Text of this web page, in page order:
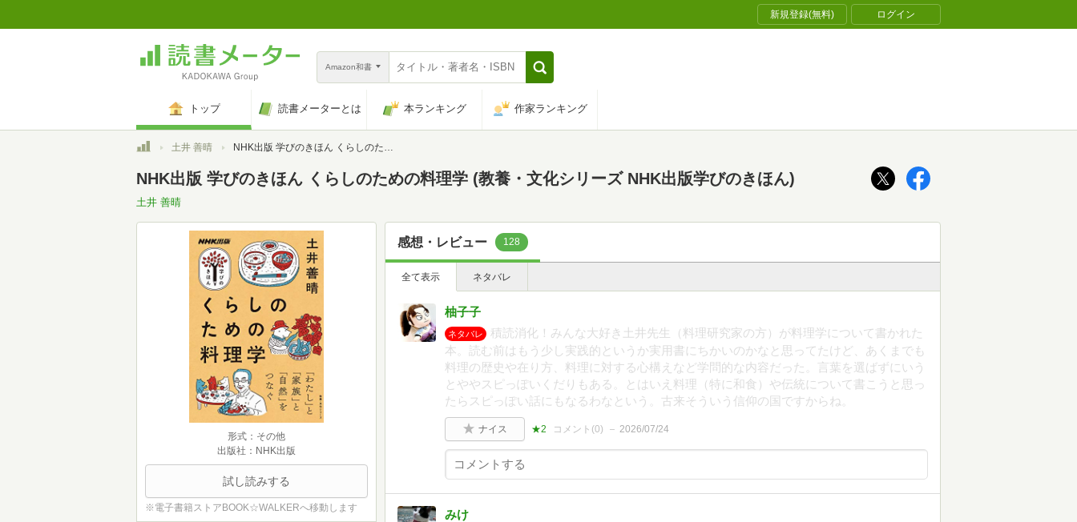
新規登録(無料) ログイン
Amazon和書
トップ 読書メーターとは 本ランキング 作家ランキング
トップ土井 善晴 NHK出版 学びのきほん くらしのための料理学 (教養・文化シリーズ NHK出版学びのきほん)
NHK出版 学びのきほん くらしのための料理学 (教養・文化シリーズ NHK出版学びのきほん)
土井 善晴
形式：その他
出版社：NHK出版
試し読みする
※電子書籍ストアBOOK☆WALKERへ移動します
感想・レビュー 128
全て表示 ネタバレ
柚子子
ネタバレ
積読消化！みんな大好き土井先生（料理研究家の方）が料理学について書かれた
本。読む前はもう少し実践的というか実用書にちかいのかなと思ってたけど、あくまでも
料理の歴史や在り方、料理に対する心構えなど学問的な内容だった。言葉を選ばずにいう
とややスピっぽいくだりもある。とはいえ料理（特に和食）や伝統について書こうと思っ
たらスピっぽい話にもなるわなという。古来そういう信仰の国ですからね。
ナイス ★2 コメント(0) 2026/07/24
みけ